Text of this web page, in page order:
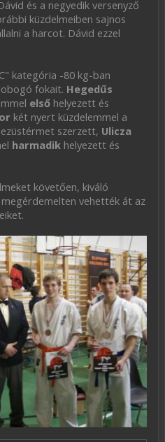
és a negyedik versenyző
küzdelmeiben sajnos
a harcot. Dávid ezzel
kategória -80 kg-ban
fokait. Hegedűs
első helyezett és
két nyert küzdelemmel a
szerzett, Ulicza
harmadik helyezett és
követően, kiváló
vehették át az